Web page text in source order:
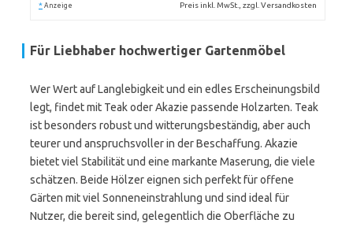
* Anzeige Preis inkl. MwSt., zzgl. Versandkosten
Für Liebhaber hochwertiger Gartenmöbel
Wer Wert auf Langlebigkeit und ein edles Erscheinungsbild
legt, findet mit Teak oder Akazie passende Holzarten. Teak
ist besonders robust und witterungsbeständig, aber auch
teurer und anspruchsvoller in der Beschaffung. Akazie
bietet viel Stabilität und eine markante Maserung, die viele
schätzen. Beide Hölzer eignen sich perfekt für offene
Gärten mit viel Sonneneinstrahlung und sind ideal für
Nutzer, die bereit sind, gelegentlich die Oberfläche zu